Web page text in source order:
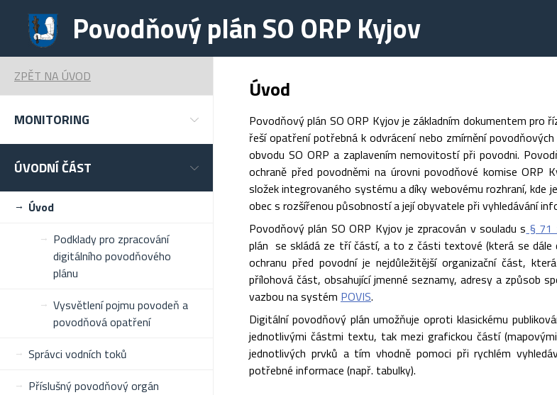
Povodňový plán SO ORP Kyjov
ZPĚT NA ÚVOD
MONITORING
ÚVODNÍ ČÁST
Úvod
Podklady pro zpracování
digitálního povodňového
plánu
Vysvětlení pojmu povodeň a
povodňová opatření
Správci vodních toků
Příslušný povodňový orgán
Úvod
Povodňový plán SO ORP Kyjov je základním dokumentem pro
řeší opatření potřebná k odvrácení nebo zmírnění
obvodu SO ORP a zaplavením nemovitostí při povodni.
ochraně před povodněmi na úrovni povodňové komise ORP
složek integrovaného systému a díky webovému rozhraní,
obec s rozšířenou působností a její obyvatele při vyhledávání
Povodňový plán SO ORP Kyjov je zpracován v souladu s § 71
plán se skládá ze tří částí, a to z části textové (která se dále
ochranu před povodní je nejdůležitější organizační část,
přílohová část, obsahující jmenné seznamy, adresy a způsob
vazbou na systém POVIS.
Digitální povodňový plán umožňuje oproti klasickému
jednotlivými částmi textu, tak mezi grafickou částí
jednotlivých prvků a tím vhodně pomoci při rychlém
potřebné informace (např. tabulky).